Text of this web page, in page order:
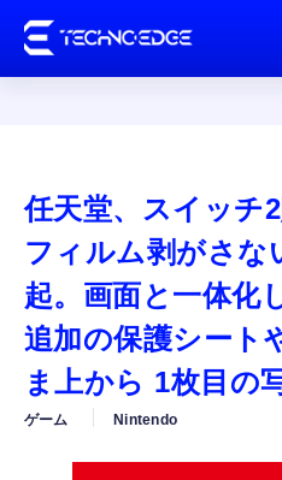
AI
ガジ
ゲ
カル
任天堂、スイッチ
フィルム剥がさな
起。画面と一体化
追加の保護シート
ま上から 1枚目の
ゲーム Nintendo